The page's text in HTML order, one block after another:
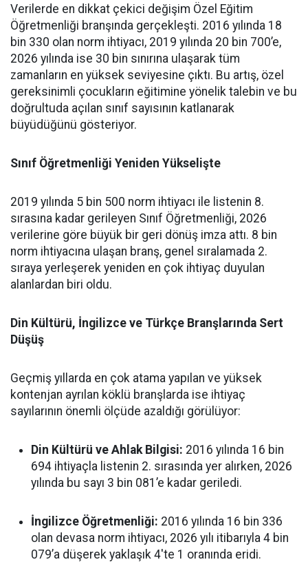
Verilerde en dikkat çekici değişim Özel Eğitim
Öğretmenliği branşında gerçekleşti. 2016 yılında 18
bin 330 olan norm ihtiyacı, 2019 yılında 20 bin 700’e,
2026 yılında ise 30 bin sınırına ulaşarak tüm
zamanların en yüksek seviyesine çıktı. Bu artış, özel
gereksinimli çocukların eğitimine yönelik talebin ve bu
doğrultuda açılan sınıf sayısının katlanarak
büyüdüğünü gösteriyor.
Sınıf Öğretmenliği Yeniden Yükselişte
2019 yılında 5 bin 500 norm ihtiyacı ile listenin 8.
sırasına kadar gerileyen Sınıf Öğretmenliği, 2026
verilerine göre büyük bir geri dönüş imza attı. 8 bin
norm ihtiyacına ulaşan branş, genel sıralamada 2.
sıraya yerleşerek yeniden en çok ihtiyaç duyulan
alanlardan biri oldu.
Din Kültürü, İngilizce ve Türkçe Branşlarında Sert
Düşüş
Geçmiş yıllarda en çok atama yapılan ve yüksek
kontenjan ayrılan köklü branşlarda ise ihtiyaç
sayılarının önemli ölçüde azaldığı görülüyor:
Din Kültürü ve Ahlak Bilgisi: 2016 yılında 16 bin
694 ihtiyaçla listenin 2. sırasında yer alırken, 2026
yılında bu sayı 3 bin 081’e kadar geriledi.
İngilizce Öğretmenliği: 2016 yılında 16 bin 336
olan devasa norm ihtiyacı, 2026 yılı itibarıyla 4 bin
079’a düşerek yaklaşık 4'te 1 oranında eridi.